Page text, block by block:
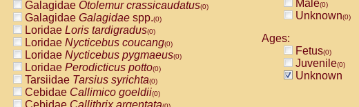
Galagidae Otolemur crassicaudatus(0)
Galagidae Galagidae spp.(0)
Loridae Loris tardigradus(0)
Loridae Nycticebus coucang(0)
Loridae Nycticebus pygmaeus(0)
Loridae Perodicticus potto(0)
Tarsiidae Tarsius syrichta(0)
Cebidae Callimico goeldii(0)
Cebidae Callithrix argentata
Male(0)
Unknown(0)
Ages:
Fetus(0)
Juvenile(0)
Unknown